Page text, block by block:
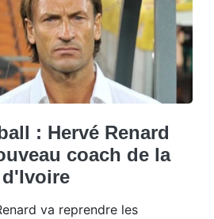
: Hervé Renard
coach de la
va reprendre les